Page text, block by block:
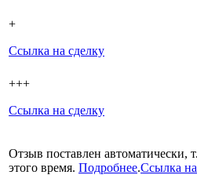
+
Ссылка на сделку
+++
Ссылка на сделку
Отзыв поставлен автоматически,
этого время. Подробнее.Ссылка